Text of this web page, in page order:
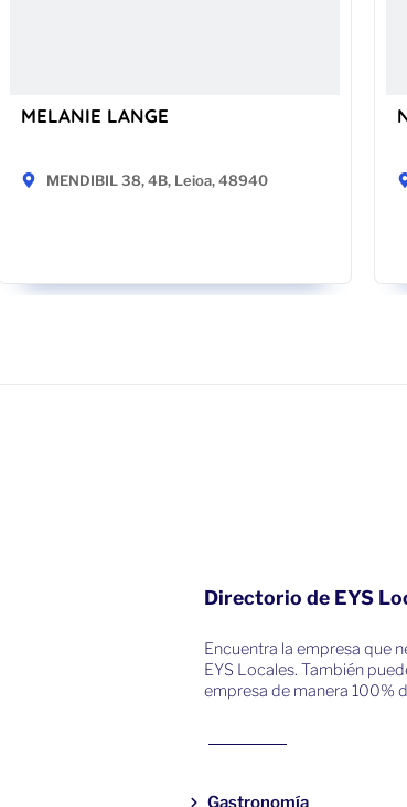
MELANIE LANGE
MENDIBIL 38, 4B, Leioa, 48940
Directorio de EYS
Encuentra la empresa que
EYS Locales. También
empresa de manera 100%
Gastronomía